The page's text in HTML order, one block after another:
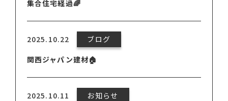
集合住宅経過🌈
2025.10.22
ブログ
関西ジャパン建材🏠
2025.10.11
お知らせ